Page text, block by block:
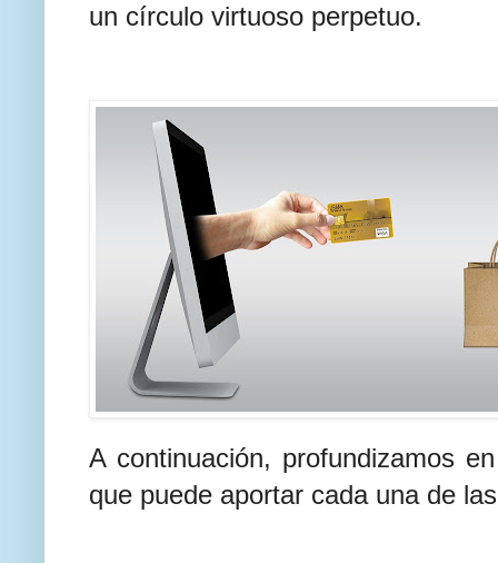
un círculo virtuoso perpetuo.
A continuación, profundizamos
que puede aportar cada una de